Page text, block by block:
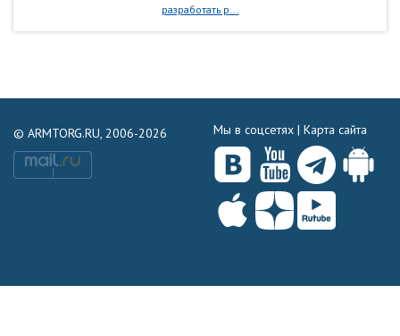
разработать р...
© ARMTORG.RU, 2006-2026 Мы в соцсетях | Карта сайта